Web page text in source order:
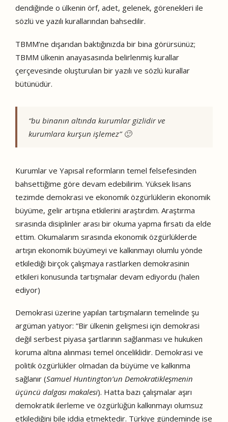
dendiğinde o ülkenin örf, adet, gelenek, görenekleri ile
sözlü ve yazılı kurallarından bahsedilir.
TBMM’ne dışarıdan baktığınızda bir bina görürsünüz;
TBMM ülkenin anayasasında belirlenmiş kurallar
çerçevesinde oluşturulan bir yazılı ve sözlü kurallar
bütünüdür.
“bu binanın altında kurumlar gizlidir ve
kurumlara kurşun işlemez” 🙂
Kurumlar ve Yapısal reformların temel felsefesinden
bahsettiğime göre devam edebilirim. Yüksek lisans
tezimde demokrasi ve ekonomik özgürlüklerin ekonomik
büyüme, gelir artışına etkilerini araştırdım. Araştırma
sırasında disiplinler arası bir okuma yapma fırsatı da elde
ettim. Okumalarım sırasında ekonomik özgürlüklerde
artışın ekonomik büyümeyi ve kalkınmayı olumlu yönde
etkilediği birçok çalışmaya rastlarken demokrasinin
etkileri konusunda tartışmalar devam ediyordu (halen
ediyor)
Demokrasi üzerine yapılan tartışmaların temelinde şu
argüman yatıyor: “Bir ülkenin gelişmesi için demokrasi
değil serbest piyasa şartlarının sağlanması ve hukuken
koruma altına alınması temel önceliklidir. Demokrasi ve
politik özgürlükler olmadan da büyüme ve kalkınma
sağlanır (Samuel Huntington’un Demokratikleşmenin
üçüncü dalgası makalesi). Hatta bazı çalışmalar aşırı
demokratik ilerleme ve özgürlüğün kalkınmayı olumsuz
etkilediğini bile iddia etmektedir. Türkiye gündeminde ise